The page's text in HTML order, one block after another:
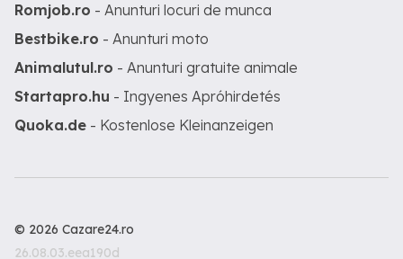
Romjob.ro - Anunturi locuri de munca
Bestbike.ro - Anunturi moto
Animalutul.ro - Anunturi gratuite animale
Startapro.hu - Ingyenes Apróhirdetés
Quoka.de - Kostenlose Kleinanzeigen
© 2026 Cazare24.ro
26.08.03.eea190d